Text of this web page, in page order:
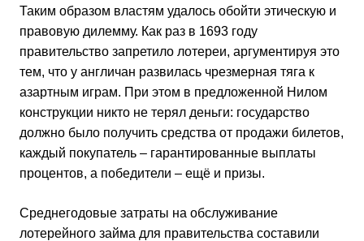
Таким образом властям удалось обойти этическую и
правовую дилемму. Как раз в 1693 году
правительство запретило лотереи, аргументируя это
тем, что у англичан развилась чрезмерная тяга к
азартным играм. При этом в предложенной Нилом
конструкции никто не терял деньги: государство
должно было получить средства от продажи билетов,
каждый покупатель – гарантированные выплаты
процентов, а победители – ещё и призы.
Среднегодовые затраты на обслуживание
лотерейного займа для правительства составили